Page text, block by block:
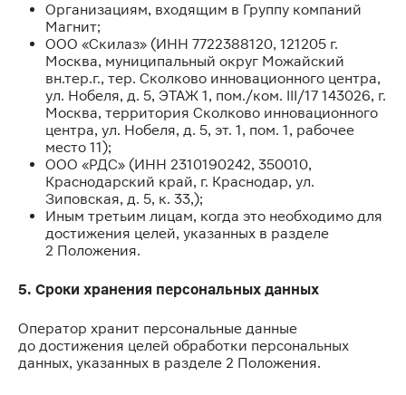
Организациям, входящим в Группу компаний
Магнит;
ООО «Скилаз» (ИНН 7722388120, 121205 г.
Москва, муниципальный округ Можайский
вн.тер.г., тер. Сколково инновационного центра,
ул. Нобеля, д. 5, ЭТАЖ 1, пом./ком. III/17 143026, г.
Москва, территория Сколково инновационного
центра, ул. Нобеля, д. 5, эт. 1, пом. 1, рабочее
место 11);
ООО «РДС» (ИНН 2310190242, 350010,
Краснодарский край, г. Краснодар, ул.
Зиповская, д. 5, к. 33,);
Иным третьим лицам, когда это необходимо для
достижения целей, указанных в разделе
2 Положения.
5. Сроки хранения персональных данных
Оператор хранит персональные данные
до достижения целей обработки персональных
данных, указанных в разделе 2 Положения.